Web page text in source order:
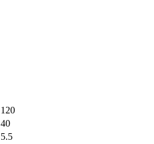
120
40
5.5